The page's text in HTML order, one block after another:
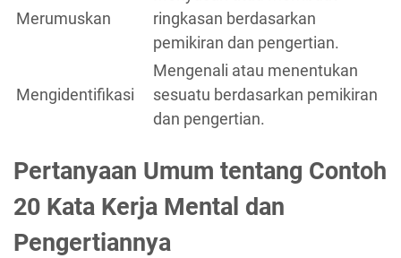
Merumuskan
ringkasan berdasarkan
pemikiran dan pengertian.
Mengidentifikasi
Mengenali atau menentukan
sesuatu berdasarkan pemikiran
dan pengertian.
Pertanyaan Umum tentang Contoh
20 Kata Kerja Mental dan
Pengertiannya